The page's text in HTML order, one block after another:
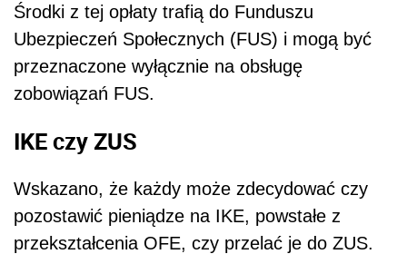
Środki z tej opłaty trafią do Funduszu
Ubezpieczeń Społecznych (FUS) i mogą być
przeznaczone wyłącznie na obsługę
zobowiązań FUS.
IKE czy ZUS
Wskazano, że każdy może zdecydować czy
pozostawić pieniądze na IKE, powstałe z
przekształcenia OFE, czy przelać je do ZUS.